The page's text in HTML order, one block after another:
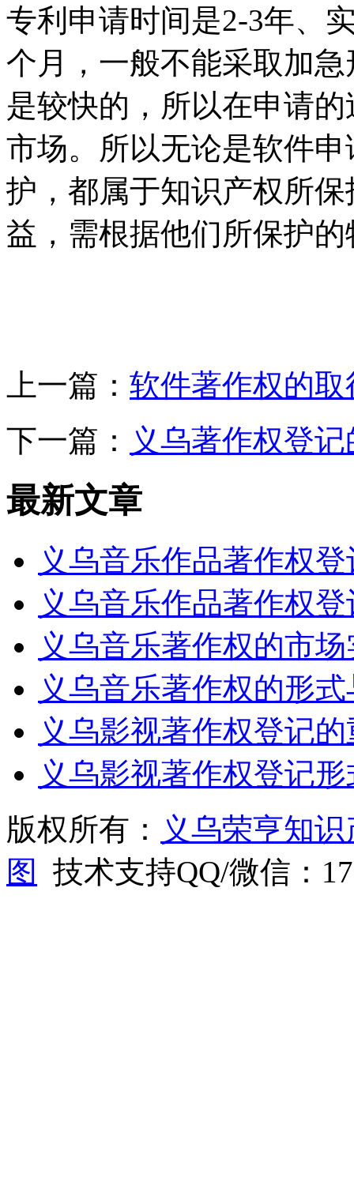
专利申请时间是2-3年、
个月，一般不能采取加
是较快的，所以在申请
市场。所以无论是软件
护，都属于知识产权所
益，需根据他们所保护
上一篇： 软件著作权的
下一篇： 义乌著作权登
最新文章
义乌音乐作品著作权
义乌音乐作品著作权
义乌音乐著作权的市
义乌音乐著作权的形
义乌影视著作权登记
义乌影视著作权登记
版权所有： 义乌荣亨知
图
技术支持QQ/微信：